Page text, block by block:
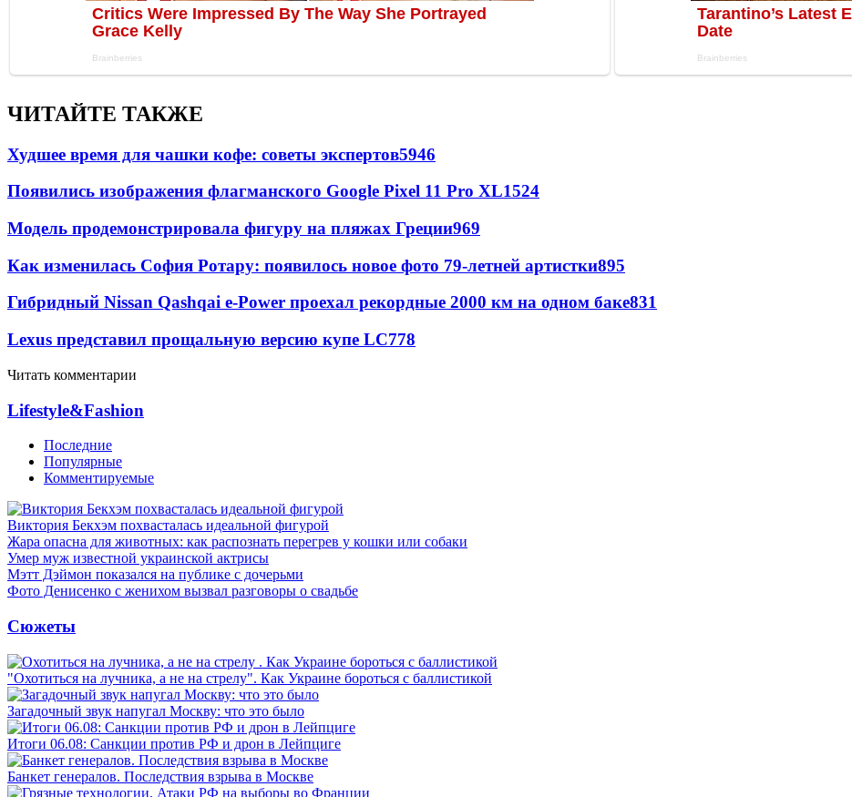
ЧИТАЙТЕ ТАКЖЕ
Худшее время для чашки кофе: советы экспертов5946
Появились изображения флагманского Google Pixel 11 Pro XL1524
Модель продемонстрировала фигуру на пляжах Греции969
Как изменилась София Ротару: появилось новое фото 79-летней артистки895
Гибридный Nissan Qashqai e-Power проехал рекордные 2000 км на одном баке831
Lexus представил прощальную версию купе LC778
Читать комментарии
Lifestyle&Fashion
Последние
Популярные
Комментируемые
Виктория Бекхэм похвасталась идеальной фигурой
Жара опасна для животных: как распознать перегрев у кошки или собаки
Умер муж известной украинской актрисы
Мэтт Дэймон показался на публике с дочерьми
Фото Денисенко с женихом вызвал разговоры о свадьбе
Сюжеты
"Охотиться на лучника, а не на стрелу". Как Украине бороться с баллистикой
Загадочный звук напугал Москву: что это было
Итоги 06.08: Санкции против РФ и дрон в Лейпциге
Банкет генералов. Последствия взрыва в Москве